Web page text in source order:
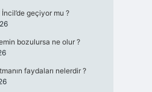
geçiyor mu ?
bozulursa ne olur ?
faydaları nelerdir ?